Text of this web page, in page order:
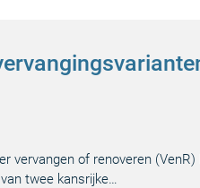
vervangen of renoveren
twee kansrijke…